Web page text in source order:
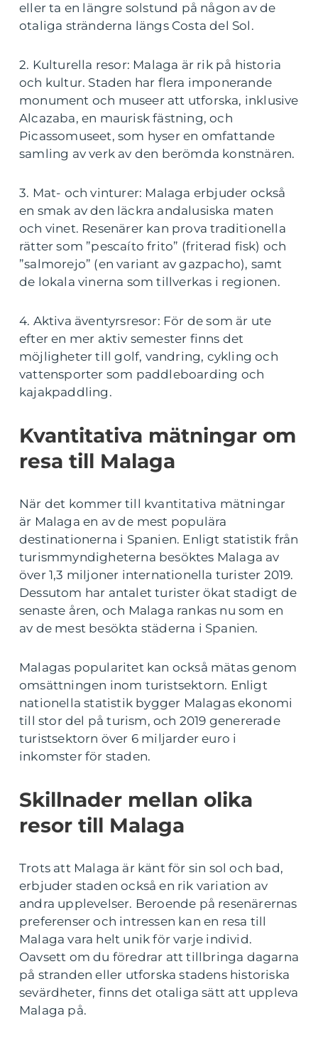
eller ta en längre solstund på någon av de
otaliga stränderna längs Costa del Sol.
2. Kulturella resor: Malaga är rik på historia
och kultur. Staden har flera imponerande
monument och museer att utforska, inklusive
Alcazaba, en maurisk fästning, och
Picassomuseet, som hyser en omfattande
samling av verk av den berömda konstnären.
3. Mat- och vinturer: Malaga erbjuder också
en smak av den läckra andalusiska maten
och vinet. Resenärer kan prova traditionella
rätter som ”pescaíto frito” (friterad fisk) och
”salmorejo” (en variant av gazpacho), samt
de lokala vinerna som tillverkas i regionen.
4. Aktiva äventyrsresor: För de som är ute
efter en mer aktiv semester finns det
möjligheter till golf, vandring, cykling och
vattensporter som paddleboarding och
kajakpaddling.
Kvantitativa mätningar om
resa till Malaga
När det kommer till kvantitativa mätningar
är Malaga en av de mest populära
destinationerna i Spanien. Enligt statistik från
turismmyndigheterna besöktes Malaga av
över 1,3 miljoner internationella turister 2019.
Dessutom har antalet turister ökat stadigt de
senaste åren, och Malaga rankas nu som en
av de mest besökta städerna i Spanien.
Malagas popularitet kan också mätas genom
omsättningen inom turistsektorn. Enligt
nationella statistik bygger Malagas ekonomi
till stor del på turism, och 2019 genererade
turistsektorn över 6 miljarder euro i
inkomster för staden.
Skillnader mellan olika
resor till Malaga
Trots att Malaga är känt för sin sol och bad,
erbjuder staden också en rik variation av
andra upplevelser. Beroende på resenärernas
preferenser och intressen kan en resa till
Malaga vara helt unik för varje individ.
Oavsett om du föredrar att tillbringa dagarna
på stranden eller utforska stadens historiska
sevärdheter, finns det otaliga sätt att uppleva
Malaga på.